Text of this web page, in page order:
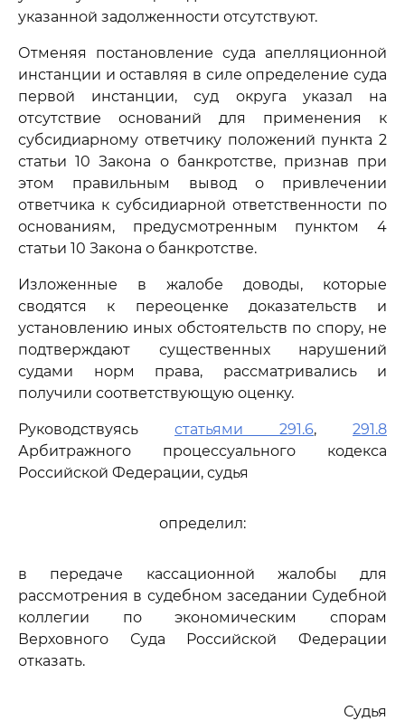
указанной задолженности отсутствуют.
Отменяя постановление суда апелляционной
инстанции и оставляя в силе определение суда
первой инстанции, суд округа указал на
отсутствие оснований для применения к
субсидиарному ответчику положений пункта 2
статьи 10 Закона о банкротстве, признав при
этом правильным вывод о привлечении
ответчика к субсидиарной ответственности по
основаниям, предусмотренным пунктом 4
статьи 10 Закона о банкротстве.
Изложенные в жалобе доводы, которые
сводятся к переоценке доказательств и
установлению иных обстоятельств по спору, не
подтверждают существенных нарушений
судами норм права, рассматривались и
получили соответствующую оценку.
Руководствуясь статьями 291.6, 291.8
Арбитражного процессуального кодекса
Российской Федерации, судья
определил:
в передаче кассационной жалобы для
рассмотрения в судебном заседании Судебной
коллегии по экономическим спорам
Верховного Суда Российской Федерации
отказать.
Судья